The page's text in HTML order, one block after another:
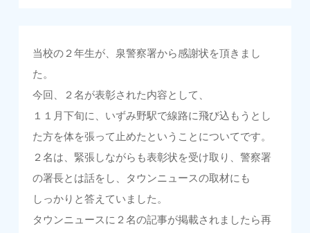
当校の２年生が、泉警察署から感謝状を頂きまし
た。
今回、２名が表彰された内容として、
１１月下旬に、いずみ野駅で線路に飛び込もうとし
た方を体を張って止めたということについてです。
２名は、緊張しながらも表彰状を受け取り、警察署
の署長とは話をし、タウンニュースの取材にも
しっかりと答えていました。
タウンニュースに２名の記事が掲載されましたら再